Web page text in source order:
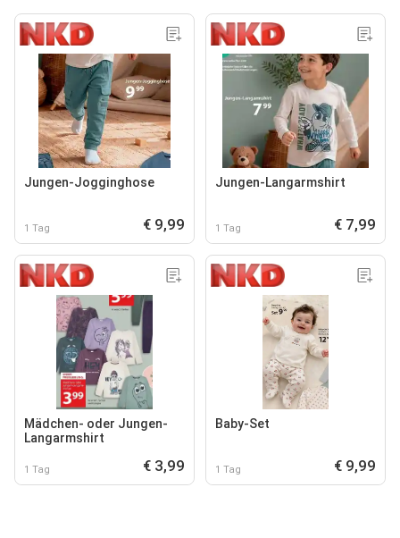
Jungen-Jogginghose
1 Tag € 9,99
Jungen-Langarmshirt
1 Tag € 7,99
Mädchen- oder Jungen-
Langarmshirt
1 Tag € 3,99
Baby-Set
1 Tag € 9,99